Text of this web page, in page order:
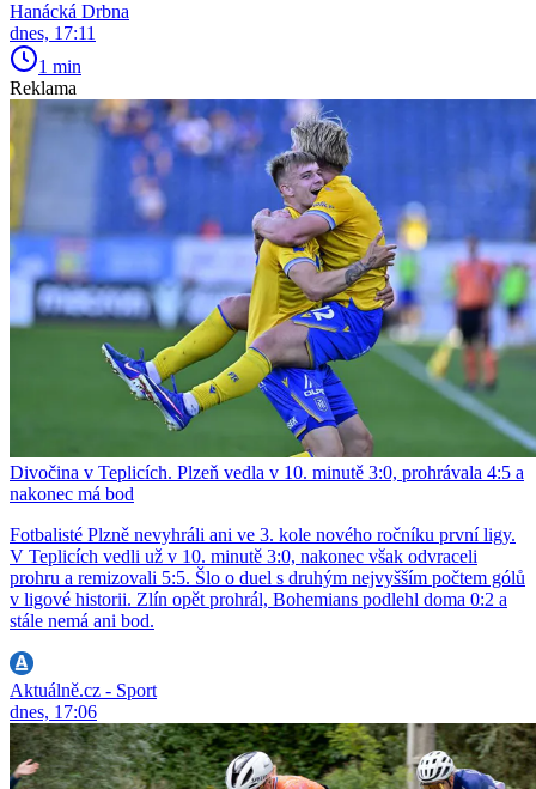
Hanácká Drbna
dnes, 17:11
1 min
Reklama
Divočina v Teplicích. Plzeň vedla v 10. minutě 3:0, prohrávala 4:5 a
nakonec má bod
Fotbalisté Plzně nevyhráli ani ve 3. kole nového ročníku první ligy.
V Teplicích vedli už v 10. minutě 3:0, nakonec však odvraceli
prohru a remizovali 5:5. Šlo o duel s druhým nejvyšším počtem gólů
v ligové historii. Zlín opět prohrál, Bohemians podlehl doma 0:2 a
stále nemá ani bod.
Aktuálně.cz - Sport
dnes, 17:06